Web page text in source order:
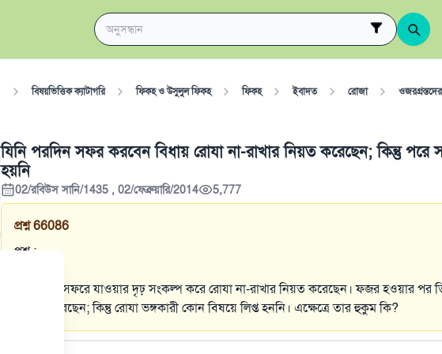
বিষয়ভিত্তিক ক্যাটাগরি ফিকহ ও উসুলুল ফিকহ ফিকহ ইবাদত রোজা
যিনি পরদিন সফর করবেন বিধায় রোযা না-রাখার নিয়ত করেছেন; কিন্তু পরে
হয়নি
02/রবিউস সানি/1435 , 02/ফেব্রুয়ারি/2014 5,777
প্রশ্ন 66086
প্রশ্ন :
এক ব্যক্তি সফরে যাওয়ার দৃঢ় সংকল্প করে রোযা না-রাখার নিয়ত করেছেন। ফজর হওয়ার পর
বাতিল করেছেন; কিন্তু রোযা ভঙ্গকারী কোন বিষয়ে লিপ্ত হননি। এক্ষেত্রে তার হুকুম কি?